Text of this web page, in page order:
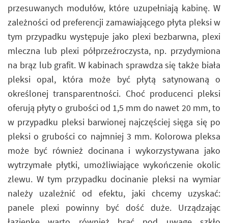
przesuwanych modułów, które uzupełniają kabinę. W
zależności od preferencji zamawiającego płyta pleksi w
tym przypadku występuje jako plexi bezbarwna, plexi
mleczna lub plexi półprzeźroczysta, np. przydymiona
na brąz lub grafit. W kabinach sprawdza się także biała
pleksi opal, która może być płytą satynowaną o
określonej transparentności. Choć producenci pleksi
oferują płyty o grubości od 1,5 mm do nawet 20 mm, to
w przypadku pleksi barwionej najczęściej sięga się po
pleksi o grubości co najmniej 3 mm. Kolorowa pleksa
może być również docinana i wykorzystywana jako
wytrzymałe płytki, umożliwiające wykończenie okolic
zlewu. W tym przypadku docinanie pleksi na wymiar
należy uzależnić od efektu, jaki chcemy uzyskać:
panele plexi powinny być dość duże. Urządzając